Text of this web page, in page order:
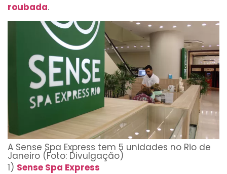
roubada.
A Sense Spa Express tem 5 unidades no Rio de
Janeiro (Foto: Divulgação)
1) Sense Spa Express